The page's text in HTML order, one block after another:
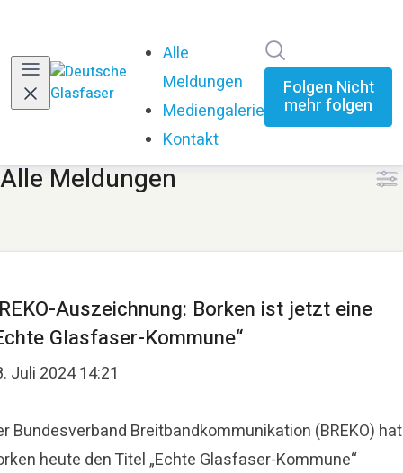
Alle
Meldungen
Mediengalerie
Kontakt
Folgen Nicht
mehr folgen
Alle Meldungen
Auszeichnung: Borken ist jetzt eine
Glasfaser-Kommune“
Juli 2024 14:21
Bundesverband Breitbandkommunikation (BREKO) hat
heute den Titel „Echte Glasfaser-Kommune“